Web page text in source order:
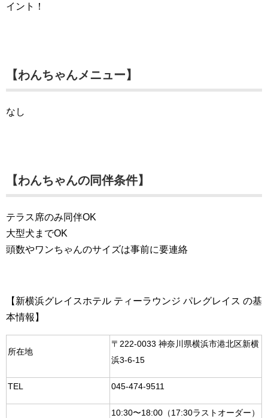
イント！
【わんちゃんメニュー】
なし
【わんちゃんの同伴条件】
テラス席のみ同伴OK
大型犬までOK
頭数やワンちゃんのサイズは事前に要連絡
【新横浜グレイスホテル ティーラウンジ パレグレイス の基
本情報】
所在地
〒222-0033 神奈川県横浜市港北区新横
浜3-6-15
TEL 045-474-9511
10:30〜18:00（17:30ラストオーダー）